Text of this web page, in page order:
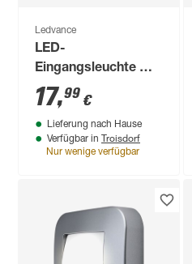
Ledvance
LED-
Eingangsleuchte mit
Bewegungssensor
0,95 W 40 lm
neutralweiß IP 54
9,24 x 10,25 x 3,65
17,99 €
Lieferung nach Hause
Verfügbar in Troisdorf
Nur wenige verfügbar